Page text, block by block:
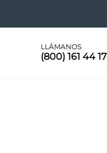
LLÁMANOS
(800) 161 44 17